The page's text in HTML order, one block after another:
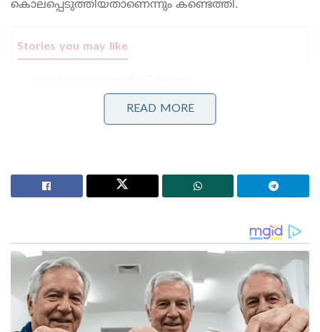
കൊലപ്പെടുത്തിയതാണെന്നും കണ്ടെത്തി.
Stories you may like
നിയന്ത്രണങ്ങളുമായി കേന്ദ്രസർക്കാർ ; ഐ.ടി
നിയമങ്ങളിൽ ഭേദഗതി വരുത്തി
12 വയസ്സുകാരിയെ പ്രതിഷേധത്തിനായി
നൽകാമെന്ന് വാഗ്ദാനം ചെയ്ത് ഒരാൾ പെൺകുട്ടിയെ
കൊണ്ടുപോയെന്ന് പെൺകുട്ടിക്കൊപ്പം
കളിക്കുകയായിരുന്ന കുട്ടി മൊഴി നൽകി മൃതദേഹം
കണ്ടെത്തിയ ഓവിനടുത്തെ കെട്ടിടത്തിലേക്കാണ്
ഇയാൾ പെൺകുട്ടിയെ
കൊണ്ടുപോയതെന്നുംപറഞ്ഞു. ഇതിന്റെ
READ MORE